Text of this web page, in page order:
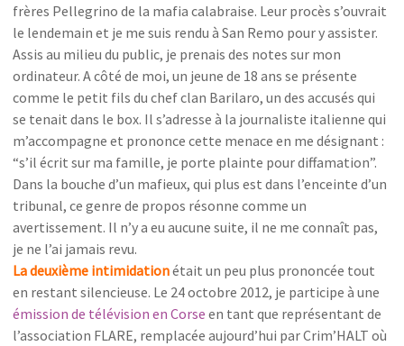
frères Pellegrino de la mafia calabraise. Leur procès s’ouvrait
le lendemain et je me suis rendu à San Remo pour y assister.
Assis au milieu du public, je prenais des notes sur mon
ordinateur. A côté de moi, un jeune de 18 ans se présente
comme le petit fils du chef clan Barilaro, un des accusés qui
se tenait dans le box. Il s’adresse à la journaliste italienne qui
m’accompagne et prononce cette menace en me désignant :
“s’il écrit sur ma famille, je porte plainte pour diffamation”.
Dans la bouche d’un mafieux, qui plus est dans l’enceinte d’un
tribunal, ce genre de propos résonne comme un
avertissement. Il n’y a eu aucune suite, il ne me connaît pas,
je ne l’ai jamais revu.
La deuxième intimidationétait un peu plus prononcée tout
en restant silencieuse. Le 24 octobre 2012, je participe à une
émission de télévision en Corse en tant que représentant de
l’association FLARE, remplacée aujourd’hui par Crim’HALT où